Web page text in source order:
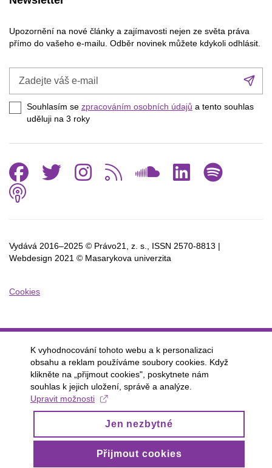
Upozornění na nové články a zajímavosti nejen ze světa práva
přímo do vašeho e-mailu. Odběr novinek můžete kdykoli odhlásit.
e-
mail
Souhlasím se zpracováním osobních údajů a tento souhlas
uděluji na 3 roky
Vydává 2016–2025 © Právo21, z. s., ISSN 2570-8813 |
Webdesign 2021 © Masarykova univerzita
Cookies
Facebook
Twitter
Instagram
RSS
Podcast
K vyhodnocování tohoto webu a k personalizaci
obsahu a reklam používáme soubory cookies. Když
klikněte na „přijmout cookies", poskytnete nám
souhlas k jejich uložení, správě a analýze.
Upravit možnosti
Jen nezbytné
Přijmout cookies